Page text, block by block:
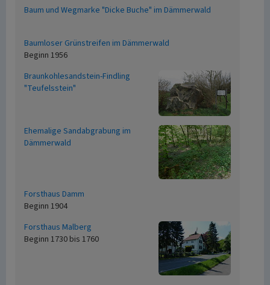
Baum und Wegmarke "Dicke Buche" im Dämmerwald
Baumloser Grünstreifen im Dämmerwald
Beginn 1956
Braunkohlesandstein-Findling
"Teufelsstein"
Ehemalige Sandabgrabung im
Dämmerwald
Forsthaus Damm
Beginn 1904
Forsthaus Malberg
Beginn 1730 bis 1760